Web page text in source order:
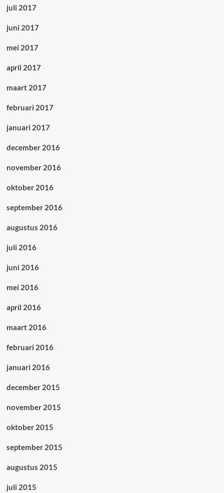
juli 2017
juni 2017
mei 2017
april 2017
maart 2017
februari 2017
januari 2017
december 2016
november 2016
oktober 2016
september 2016
augustus 2016
juli 2016
juni 2016
mei 2016
april 2016
maart 2016
februari 2016
januari 2016
december 2015
november 2015
oktober 2015
september 2015
augustus 2015
juli 2015